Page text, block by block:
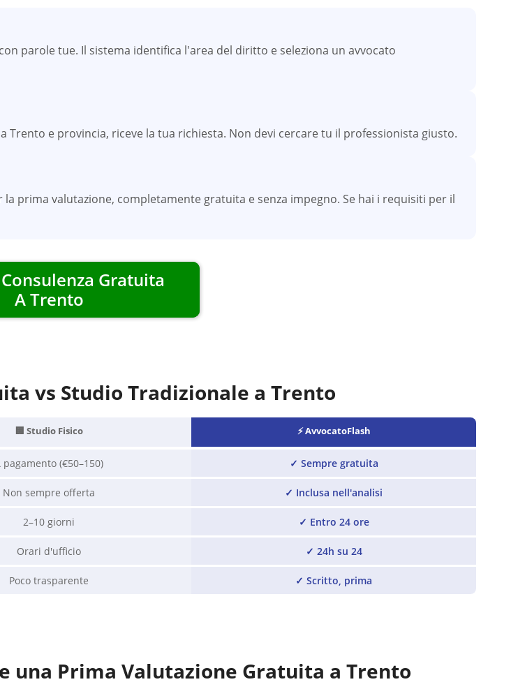
parole tue. Il sistema identifica l'area del diritto e seleziona un avvocato
Trento e provincia, riceve la tua richiesta. Non devi cercare tu il professionista giusto.
prima valutazione, completamente gratuita e senza impegno. Se hai i requisiti per il
Gratuita
ATrento
vs Studio Tradizionale a Trento
🏢 Studio Fisico ⚡ AvvocatoFlash
pagamento (€50–150) ✓ Sempre gratuita
Non sempre offerta ✓ Inclusa nell'analisi
2–10 giorni ✓ Entro 24 ore
Orari d'ufficio ✓ 24h su 24
Poco trasparente ✓ Scritto, prima
una Prima Valutazione Gratuita a Trento